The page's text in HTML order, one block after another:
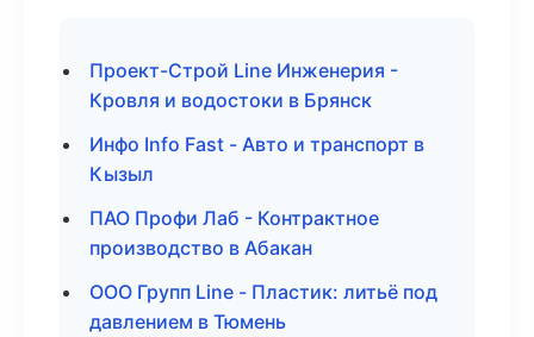
Проект-Строй Line Инженерия -
Кровля и водостоки в Брянск
Инфо Info Fast - Авто и транспорт в
Кызыл
ПАО Профи Лаб - Контрактное
производство в Абакан
ООО Групп Line - Пластик: литьё под
давлением в Тюмень